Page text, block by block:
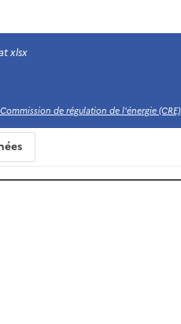
xlsx
Commission de régulation de l'énergie (CRE)